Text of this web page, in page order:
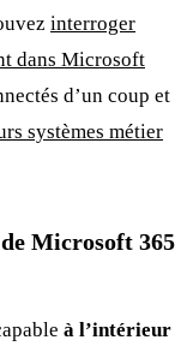
interroger
dans Microsoft
d’un coup et
systèmes métier
Microsoft 365
à l’intérieur